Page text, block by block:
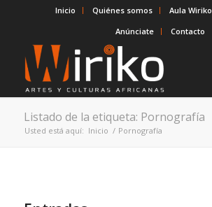
Inicio Quiénes somos Aula Wiriko
Anúnciate
Contacto
Listado de la etiqueta: Pornografía
Usted está aquí: Inicio / Pornografía